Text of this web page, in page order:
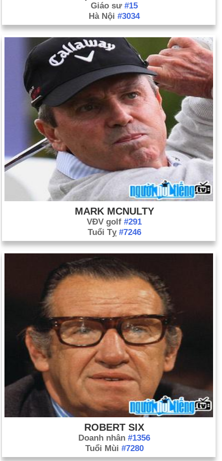
Giáo sư #15
Hà Nội #3034
MARK MCNULTY
VĐV golf #291
Tuổi Tỵ #7246
ROBERT SIX
Doanh nhân #1356
Tuổi Mùi #7280